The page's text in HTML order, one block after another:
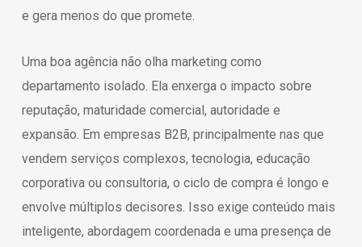
e gera menos do que promete.
Uma boa agência não olha marketing como
departamento isolado. Ela enxerga o impacto sobre
reputação, maturidade comercial, autoridade e
expansão. Em empresas B2B, principalmente nas que
vendem serviços complexos, tecnologia, educação
corporativa ou consultoria, o ciclo de compra é longo e
envolve múltiplos decisores. Isso exige conteúdo mais
inteligente, abordagem coordenada e uma presença de